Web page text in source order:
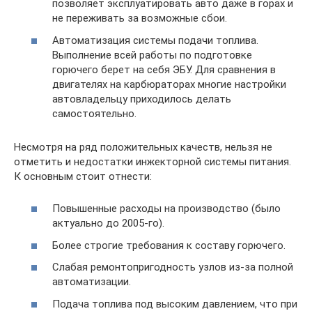
позволяет эксплуатировать авто даже в горах и
не переживать за возможные сбои.
Автоматизация системы подачи топлива.
Выполнение всей работы по подготовке
горючего берет на себя ЭБУ. Для сравнения в
двигателях на карбюраторах многие настройки
автовладельцу приходилось делать
самостоятельно.
Несмотря на ряд положительных качеств, нельзя не
отметить и недостатки инжекторной системы питания.
К основным стоит отнести:
Повышенные расходы на производство (было
актуально до 2005-го).
Более строгие требования к составу горючего.
Слабая ремонтопригодность узлов из-за полной
автоматизации.
Подача топлива под высоким давлением, что при